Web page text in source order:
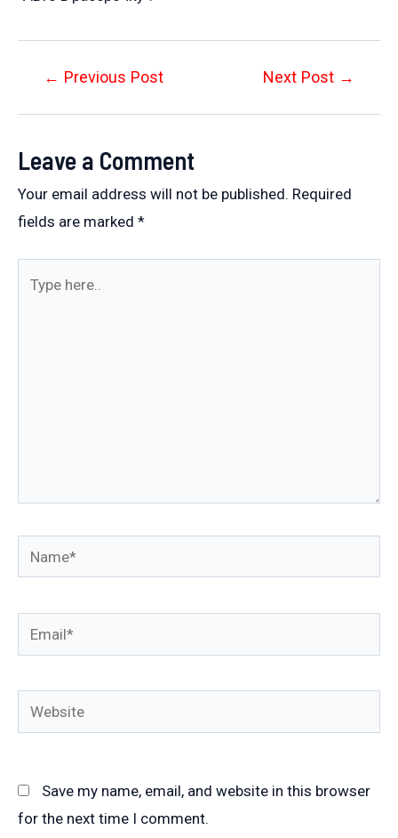
Post← Previous Post Next Post →
Leave a Comment
Your email address will not be published. Required
fields are marked *
here..
Name*
Email*
Website
Save my name, email, and website in this browser
for the next time I comment.